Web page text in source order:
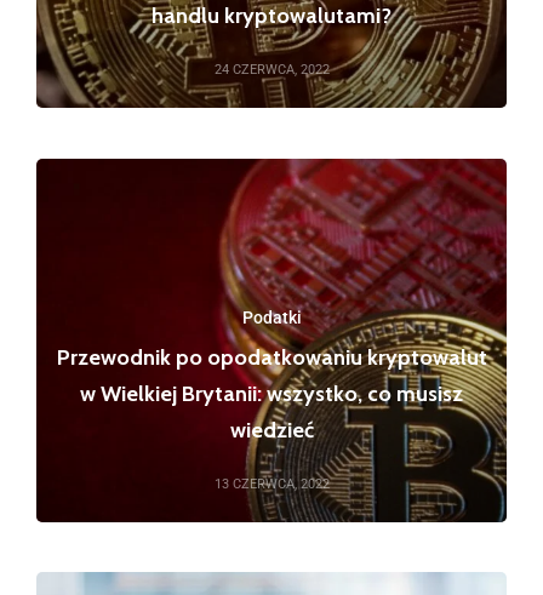
handlu kryptowalutami?
24 CZERWCA, 2022
Podatki
Przewodnik po opodatkowaniu kryptowalut
w Wielkiej Brytanii: wszystko, co musisz
wiedzieć
13 CZERWCA, 2022